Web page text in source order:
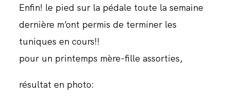
A PROPOS
MARIÉES
Enfin! le pied sur la pédale toute la semaine
dernière m’ont permis de terminer les
tuniques en cours!!
pour un printemps mère-fille assorties,
résultat en photo: